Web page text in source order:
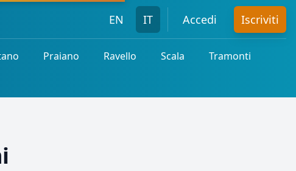
EN IT Accedi Iscriviti
Praiano Ravello Scala
Tramonti